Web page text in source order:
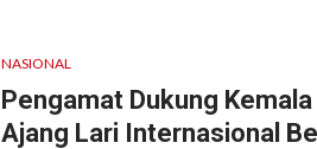
NASIONAL
Pengamat Dukung
Ajang Lari Internasional